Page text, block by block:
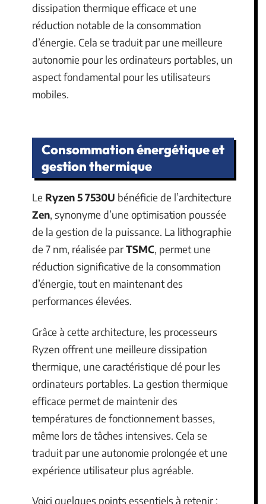
dissipation thermique efficace et une
réduction notable de la consommation
d’énergie. Cela se traduit par une meilleure
autonomie pour les ordinateurs portables, un
aspect fondamental pour les utilisateurs
mobiles.
Consommation énergétique et
gestion thermique
Le Ryzen 5 7530U bénéficie de l’architecture
Zen, synonyme d’une optimisation poussée
de la gestion de la puissance. La lithographie
de 7 nm, réalisée parTSMC, permet une
réduction significative de la consommation
d’énergie, tout en maintenant des
performances élevées.
Grâce à cette architecture, les processeurs
Ryzen offrent une meilleure dissipation
thermique, une caractéristique clé pour les
ordinateurs portables. La gestion thermique
efficace permet de maintenir des
températures de fonctionnement basses,
même lors de tâches intensives. Cela se
traduit par une autonomie prolongée et une
expérience utilisateur plus agréable.
Voici quelques points essentiels à retenir :